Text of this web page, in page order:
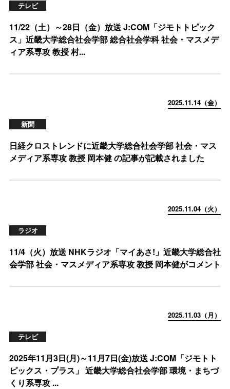
テレビ
11/22（土）～28日（金）放送 J:COM「ジモトトピック
ス」近畿大学総合社会学部 総合社会学科 社会・マスメデ
ィア系専攻 教授 村...
2025.11.14（金）
新聞
日経クロストレンドに近畿大学総合社会学部 社会・マス
メディア系専攻 教授 岡本健 の記事が記載されました
2025.11.04（火）
ラジオ
11/4（火）放送 NHKラジオ「マイあさ!」近畿大学総合社
会学部 社会・マスメディア系専攻 教授 岡本健がコメント
2025.11.03（月）
テレビ
2025年11月3日(月)～11月7日(金)放送 J:COM「ジモトト
ピックス・プラス」 近畿大学総合社会学部 環境・まちづ
くり系専攻 ...